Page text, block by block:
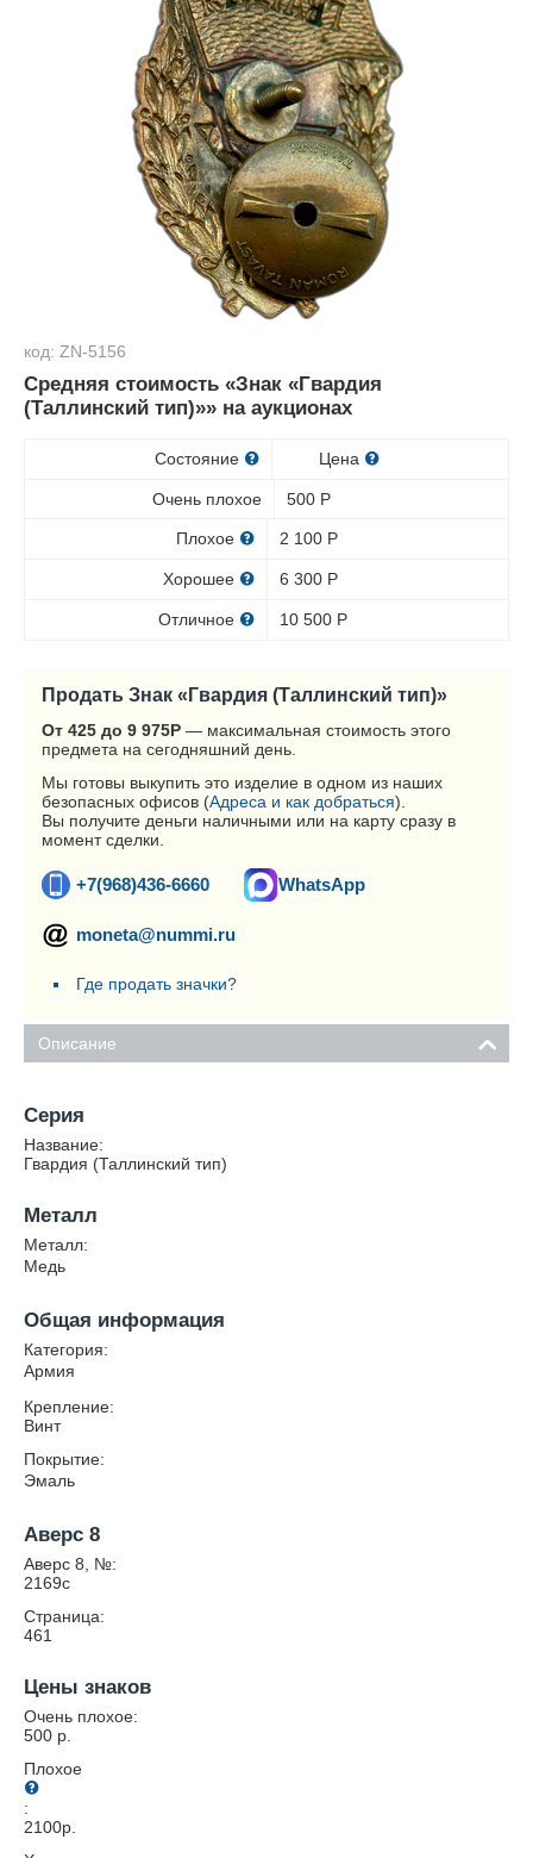
код: ZN-5156
Средняя стоимость «Знак «Гвардия
(Таллинский тип)»» на аукционах
Состояние Цена
Очень плохое 500 Р
Плохое 2 100 Р
Хорошее 6 300 Р
Отличное 10 500 Р
Продать Знак «Гвардия (Таллинский тип)»
От 425 до 9 975Р — максимальная стоимость этого
предмета на сегодняшний день.
Мы готовы выкупить это изделие в одном из наших
безопасных офисов (Адреса и как добраться).
Вы получите деньги наличными или на карту сразу в
момент сделки.
+7(968)436-6660 WhatsApp
moneta@nummi.ru
Где продать значки?
Описание
Серия
Название:
Гвардия (Таллинский тип)
Металл
Металл:
Медь
Общая информация
Категория:
Армия
Крепление:
Винт
Покрытие:
Эмаль
Аверс 8
Аверс 8, №:
2169c
Страница:
461
Цены знаков
Очень плохое:
500 р.
Плохое
:
2100р.